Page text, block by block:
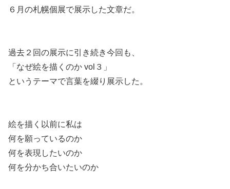
６月の札幌個展で展示した文章だ。
過去２回の展示に引き続き今回も、
「なぜ絵を描くのか vol３」
というテーマで言葉を綴り展示した。
絵を描く以前に私は
何を願っているのか
何を表現したいのか
何を分かち合いたいのか